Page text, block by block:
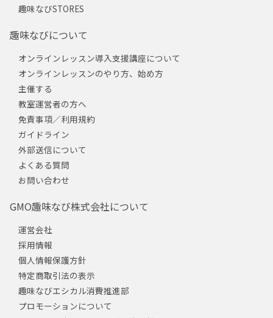
趣味なびSTORES
趣味なびについて
オンラインレッスン導入支援講座について
オンラインレッスンのやり方、始め方
主催する
教室運営者の方へ
免責事項／利用規約
ガイドライン
外部送信について
よくある質問
お問い合わせ
GMO趣味なび株式会社について
運営会社
採用情報
個人情報保護方針
特定商取引法の表示
趣味なびエシカル消費推進部
プロモーションについて